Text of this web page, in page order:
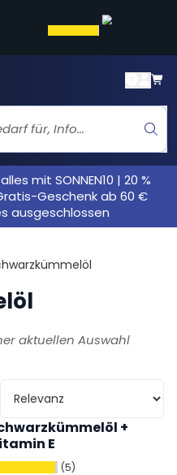
mit SONNEN10 | 20 %
Geschenk ab 60 €
ausgeschlossen
aktuellen Auswahl
+
E
(5)